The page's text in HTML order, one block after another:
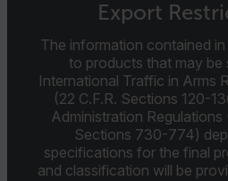
Export
The information contained
to products that may be
International Traffic in Arms
(22 C.F.R. Sections 120-
Administration Regulations
Sections 730-774)
specifications for the final
and classification will be
Les cookies strictement
fonctionnalités de base du
connexion des utilisateurs et
comptes. Le site Web ne
correctement sans les
nécessaires.
Nom